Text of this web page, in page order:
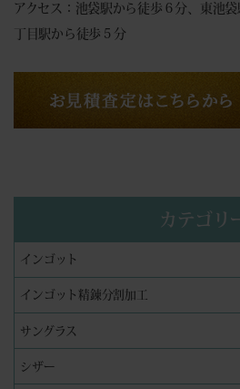
アクセス：池袋駅から徒歩６分、東池
丁目駅から徒歩５分
カテゴリ
インゴット
インゴット精錬分割加工
サングラス
シザー